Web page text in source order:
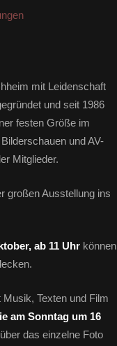
mit Leidenschaft
und seit 1986
festen Größe im
und AV-
Mitglieder.
großen Ausstellung ins
ab 11 Uhr können
Texten und Film
am Sonntag um 16
das einzelne Foto